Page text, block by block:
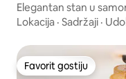
Elegantan stan u
Lokacija · Sadržaji ·
Favorit gostiju
Favorit gostiju